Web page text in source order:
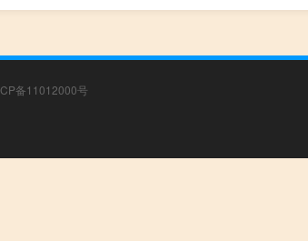
备11012000号